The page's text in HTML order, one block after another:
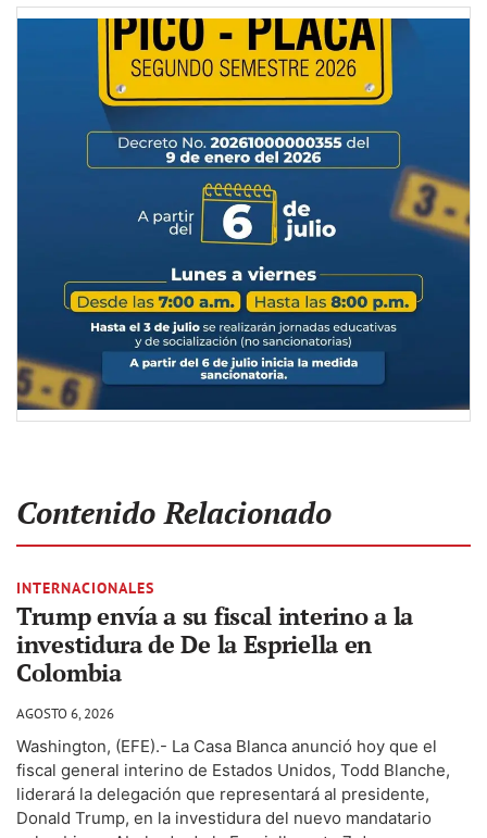
Contenido Relacionado
INTERNACIONALES
Trump envía a su fiscal interino a la
investidura de De la Espriella en
Colombia
AGOSTO 6, 2026
Washington, (EFE).- La Casa Blanca anunció hoy que el
fiscal general interino de Estados Unidos, Todd Blanche,
liderará la delegación que representará al presidente,
Donald Trump, en la investidura del nuevo mandatario